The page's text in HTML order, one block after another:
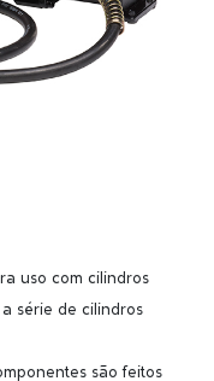
uso com cilindros
série de cilindros
são feitos